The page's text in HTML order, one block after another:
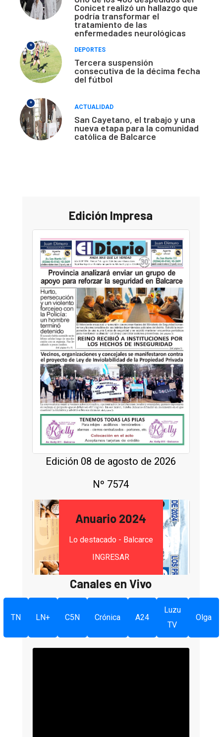
Conicet realizó un hallazgo que
podría transformar el
tratamiento de las
enfermedades neurológicas
*
DEPORTES
Tercera suspensión
consecutiva de la décima fecha
del fútbol
*
ACTUALIDAD
San Cayetano, el trabajo y una
nueva etapa para la comunidad
católica de Balcarce
Edición Impresa
Edición 08 de agosto de 2026
Nº 7574
Anuario 2024
Lo destacado - Balcarce
INGRESAR
Canales en Vivo
TN LN+ C5N Crónica A24
Luzu
TV
Olga